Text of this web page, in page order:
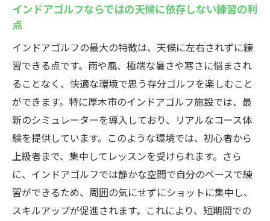
インドアゴルフならではの天候に依存しない練習の利
点
インドアゴルフの最大の特徴は、天候に左右されずに練
習できる点です。雨や風、極端な暑さや寒さに悩まされ
ることなく、快適な環境で思う存分ゴルフを楽しむこと
ができます。特に厚木市のインドアゴルフ施設では、最
新のシミュレーターを導入しており、リアルなコース体
験を提供しています。このような環境では、初心者から
上級者まで、集中してレッスンを受けられます。さら
に、インドアゴルフでは静かな空間で自分のペースで練
習ができるため、周囲の気にせずにショットに集中し、
スキルアップが促進されます。これにより、短期間での